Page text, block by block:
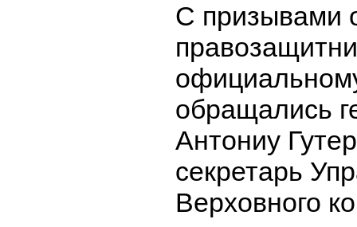
С призывами
обращались
Антониу
секретарь
Верховного